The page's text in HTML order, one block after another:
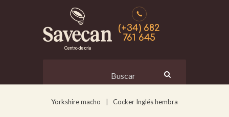
(+34) 682
761 645
Yorkshire macho Cocker Inglés hembra